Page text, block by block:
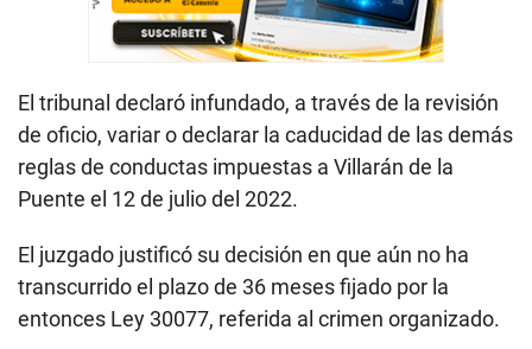
El tribunal declaró infundado, a través de la revisión
de oficio, variar o declarar la caducidad de las demás
reglas de conductas impuestas a Villarán de la
Puente el 12 de julio del 2022.
El juzgado justificó su decisión en que aún no ha
transcurrido el plazo de 36 meses fijado por la
entonces Ley 30077, referida al crimen organizado.